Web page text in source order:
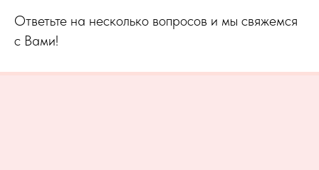
Ответьте на несколько вопросов и мы свяжемся
с Вами!